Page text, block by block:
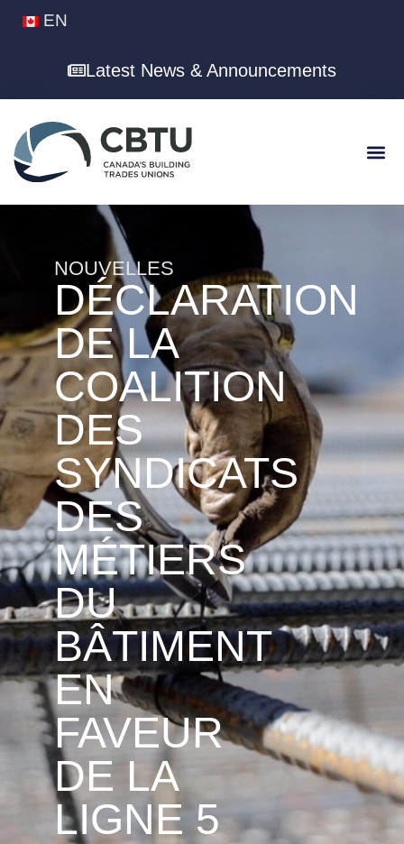
EN
Latest News & Announcements
NOUVELLES
DÉCLARATION
DE LA
COALITION
DES
SYNDICATS
DES
MÉTIERS
DU
BÂTIMENT
EN
FAVEUR
DE LA
LIGNE 5